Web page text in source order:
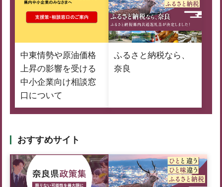
中東情勢や原油価格
上昇の影響を受ける
中小企業向け相談窓
口について
ふるさと納税なら、
奈良
おすすめサイト